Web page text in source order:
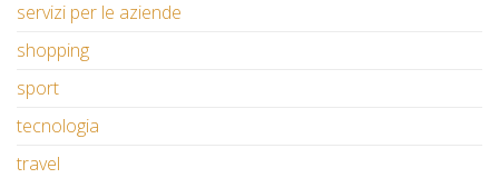
servizi per le aziende
shopping
sport
tecnologia
travel